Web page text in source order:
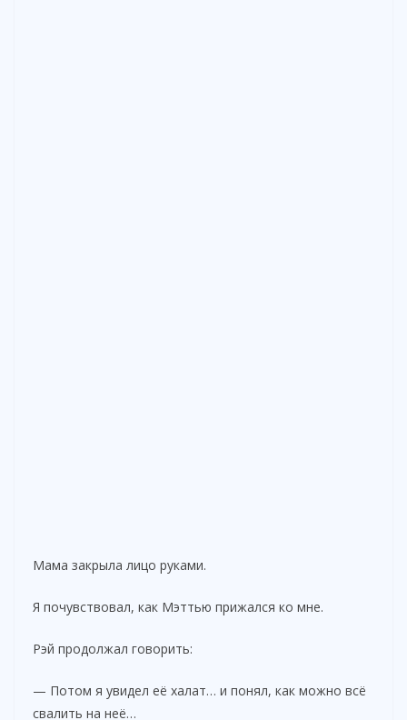
Мама закрыла лицо руками.
Я почувствовал, как Мэттью прижался ко мне.
Рэй продолжал говорить:
— Потом я увидел её халат… и понял, как можно всё
свалить на неё…